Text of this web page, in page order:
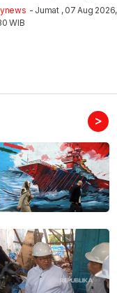
- Jumat , 07 Aug 2026,
WIB
>